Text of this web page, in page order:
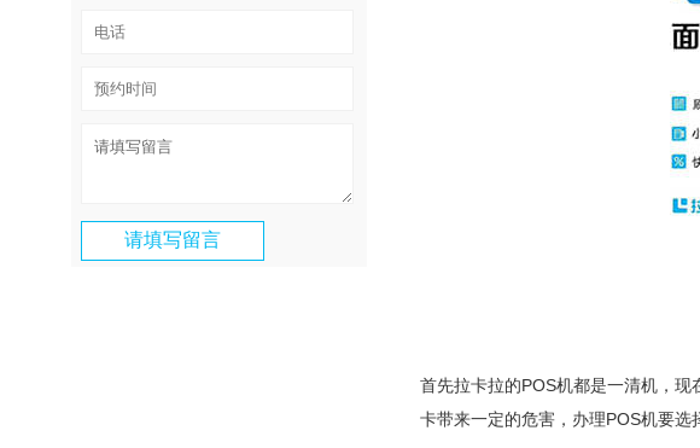
首先拉卡拉的POS机都是一清机，
卡带来一定的危害，办理POS机要选